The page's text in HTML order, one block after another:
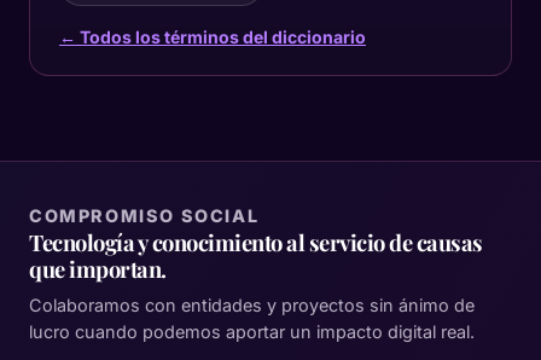
← Todos los términos del diccionario
COMPROMISO SOCIAL
Tecnología y conocimiento al servicio de causas
que importan.
Colaboramos con entidades y proyectos sin ánimo de
lucro cuando podemos aportar un impacto digital real.